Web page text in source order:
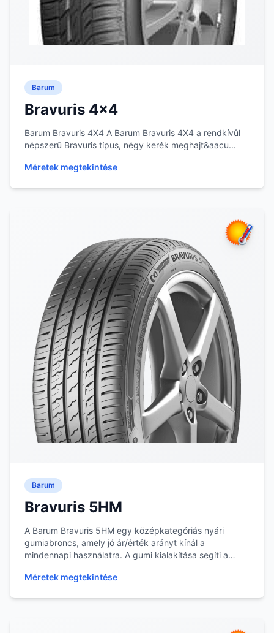
Barum
Bravuris 4x4
Barum Bravuris 4X4 A Barum Bravuris 4X4 a rendkívûl
népszerû Bravuris típus, négy kerék meghajt&aacu...
Méretek megtekintése
Barum
Bravuris 5HM
A Barum Bravuris 5HM egy középkategóriás nyári
gumiabroncs, amely jó ár/érték arányt kínál a
mindennapi használatra. A gumi kialakítása segíti a
Méretek megtekintése